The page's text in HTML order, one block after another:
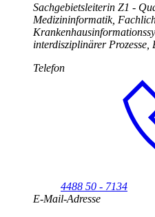
Sachgebietsleiterin Z1 -
Medizininformatik,
interdisziplinärer Prozesse,
Telefon
4488 50 - 7134
E-Mail-Adresse